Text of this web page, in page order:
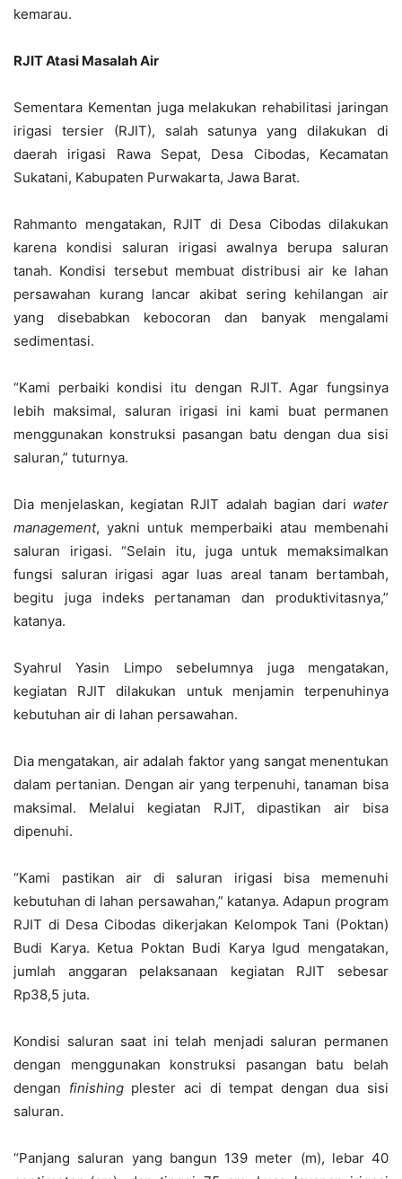
kemarau.
RJIT Atasi Masalah Air
Sementara Kementan juga melakukan rehabilitasi jaringan
irigasi tersier (RJIT), salah satunya yang dilakukan di
daerah irigasi Rawa Sepat, Desa Cibodas, Kecamatan
Sukatani, Kabupaten Purwakarta, Jawa Barat.
Rahmanto mengatakan, RJIT di Desa Cibodas dilakukan
karena kondisi saluran irigasi awalnya berupa saluran
tanah. Kondisi tersebut membuat distribusi air ke lahan
persawahan kurang lancar akibat sering kehilangan air
yang disebabkan kebocoran dan banyak mengalami
sedimentasi.
“Kami perbaiki kondisi itu dengan RJIT. Agar fungsinya
lebih maksimal, saluran irigasi ini kami buat permanen
menggunakan konstruksi pasangan batu dengan dua sisi
saluran,” tuturnya.
Dia menjelaskan, kegiatan RJIT adalah bagian dari water
management, yakni untuk memperbaiki atau membenahi
saluran irigasi. “Selain itu, juga untuk memaksimalkan
fungsi saluran irigasi agar luas areal tanam bertambah,
begitu juga indeks pertanaman dan produktivitasnya,”
katanya.
Syahrul Yasin Limpo sebelumnya juga mengatakan,
kegiatan RJIT dilakukan untuk menjamin terpenuhinya
kebutuhan air di lahan persawahan.
Dia mengatakan, air adalah faktor yang sangat menentukan
dalam pertanian. Dengan air yang terpenuhi, tanaman bisa
maksimal. Melalui kegiatan RJIT, dipastikan air bisa
dipenuhi.
“Kami pastikan air di saluran irigasi bisa memenuhi
kebutuhan di lahan persawahan,” katanya. Adapun program
RJIT di Desa Cibodas dikerjakan Kelompok Tani (Poktan)
Budi Karya. Ketua Poktan Budi Karya Igud mengatakan,
jumlah anggaran pelaksanaan kegiatan RJIT sebesar
Rp38,5 juta.
Kondisi saluran saat ini telah menjadi saluran permanen
dengan menggunakan konstruksi pasangan batu belah
dengan finishingplester aci di tempat dengan dua sisi
saluran.
“Panjang saluran yang bangun 139 meter (m), lebar 40